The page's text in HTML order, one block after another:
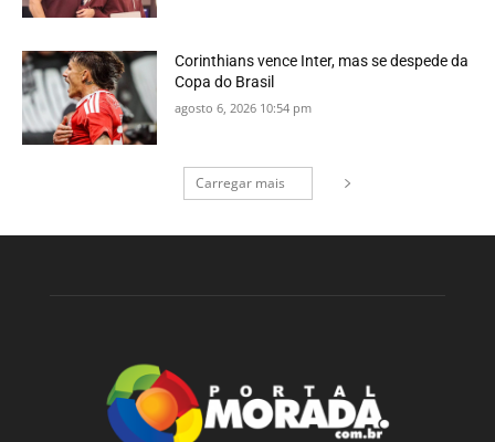
Corinthians vence Inter, mas se despede da
Copa do Brasil
agosto 6, 2026 10:54 pm
Carregar mais